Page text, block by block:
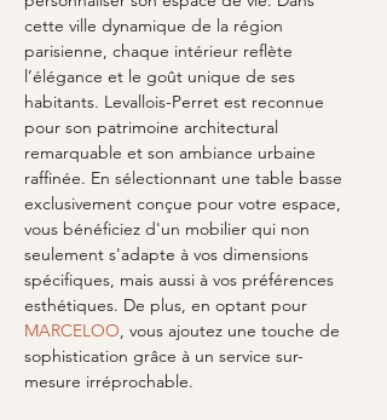
cette ville dynamique de la région
parisienne, chaque intérieur reflète
l’élégance et le goût unique de ses
habitants. Levallois-Perret est reconnue
pour son patrimoine architectural
remarquable et son ambiance urbaine
raffinée. En sélectionnant une table basse
exclusivement conçue pour votre espace,
vous bénéficiez d'un mobilier qui non
seulement s'adapte à vos dimensions
spécifiques, mais aussi à vos préférences
esthétiques. De plus, en optant pour
MARCELOO, vous ajoutez une touche de
sophistication grâce à un service sur-
mesure irréprochable.